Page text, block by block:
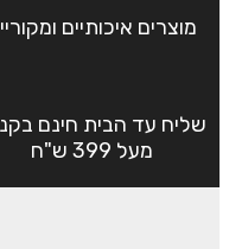
מוצרים איכותיים
שליח עד הבית חינם
מעל 399 ש"ח